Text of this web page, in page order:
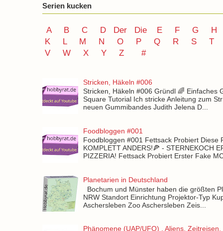
Serien kucken
A B C D Der Die E F G
H
K
L M N O P Q R S
T
V
W X Y Z #
Stricken, Häkeln #006
Stricken, Häkeln #006 Gründl 🌈 Einfaches
Square Tutorial Ich stricke Anleitung zum
neuen Gummibandes Judith Jelena D...
Foodbloggen #001
Foodbloggen #001 Fettsack Probiert Diese
KOMPLETT ANDERS!🍕 - STERNEKOCH
PIZZERIA! Fettsack Probiert Erster Fake
Planetarien in Deutschland
Bochum und Münster haben die größten
NRW Standort Einrichtung Projektor-Typ
Aschersleben Zoo Aschersleben Zeis...
Phänomene (UAP/UFO) , Aliens, Zeitreisen,